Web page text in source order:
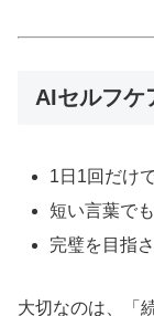
AIセルフケ
1日1回だけ
短い言葉で
完璧を目指
大切なのは、「